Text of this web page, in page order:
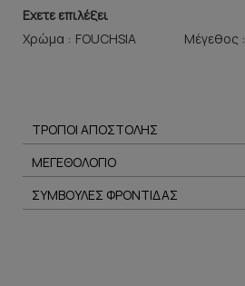
Εχετε επιλέξει
Χρώμα :
Μέγεθος :
ΤΡΟΠΟΙ ΑΠΟΣΤΟΛΗΣ
ΜΕΓΕΘΟΛΟΓΙΟ
ΣΥΜΒΟΥΛΕΣ ΦΡΟΝΤΙΔΑΣ